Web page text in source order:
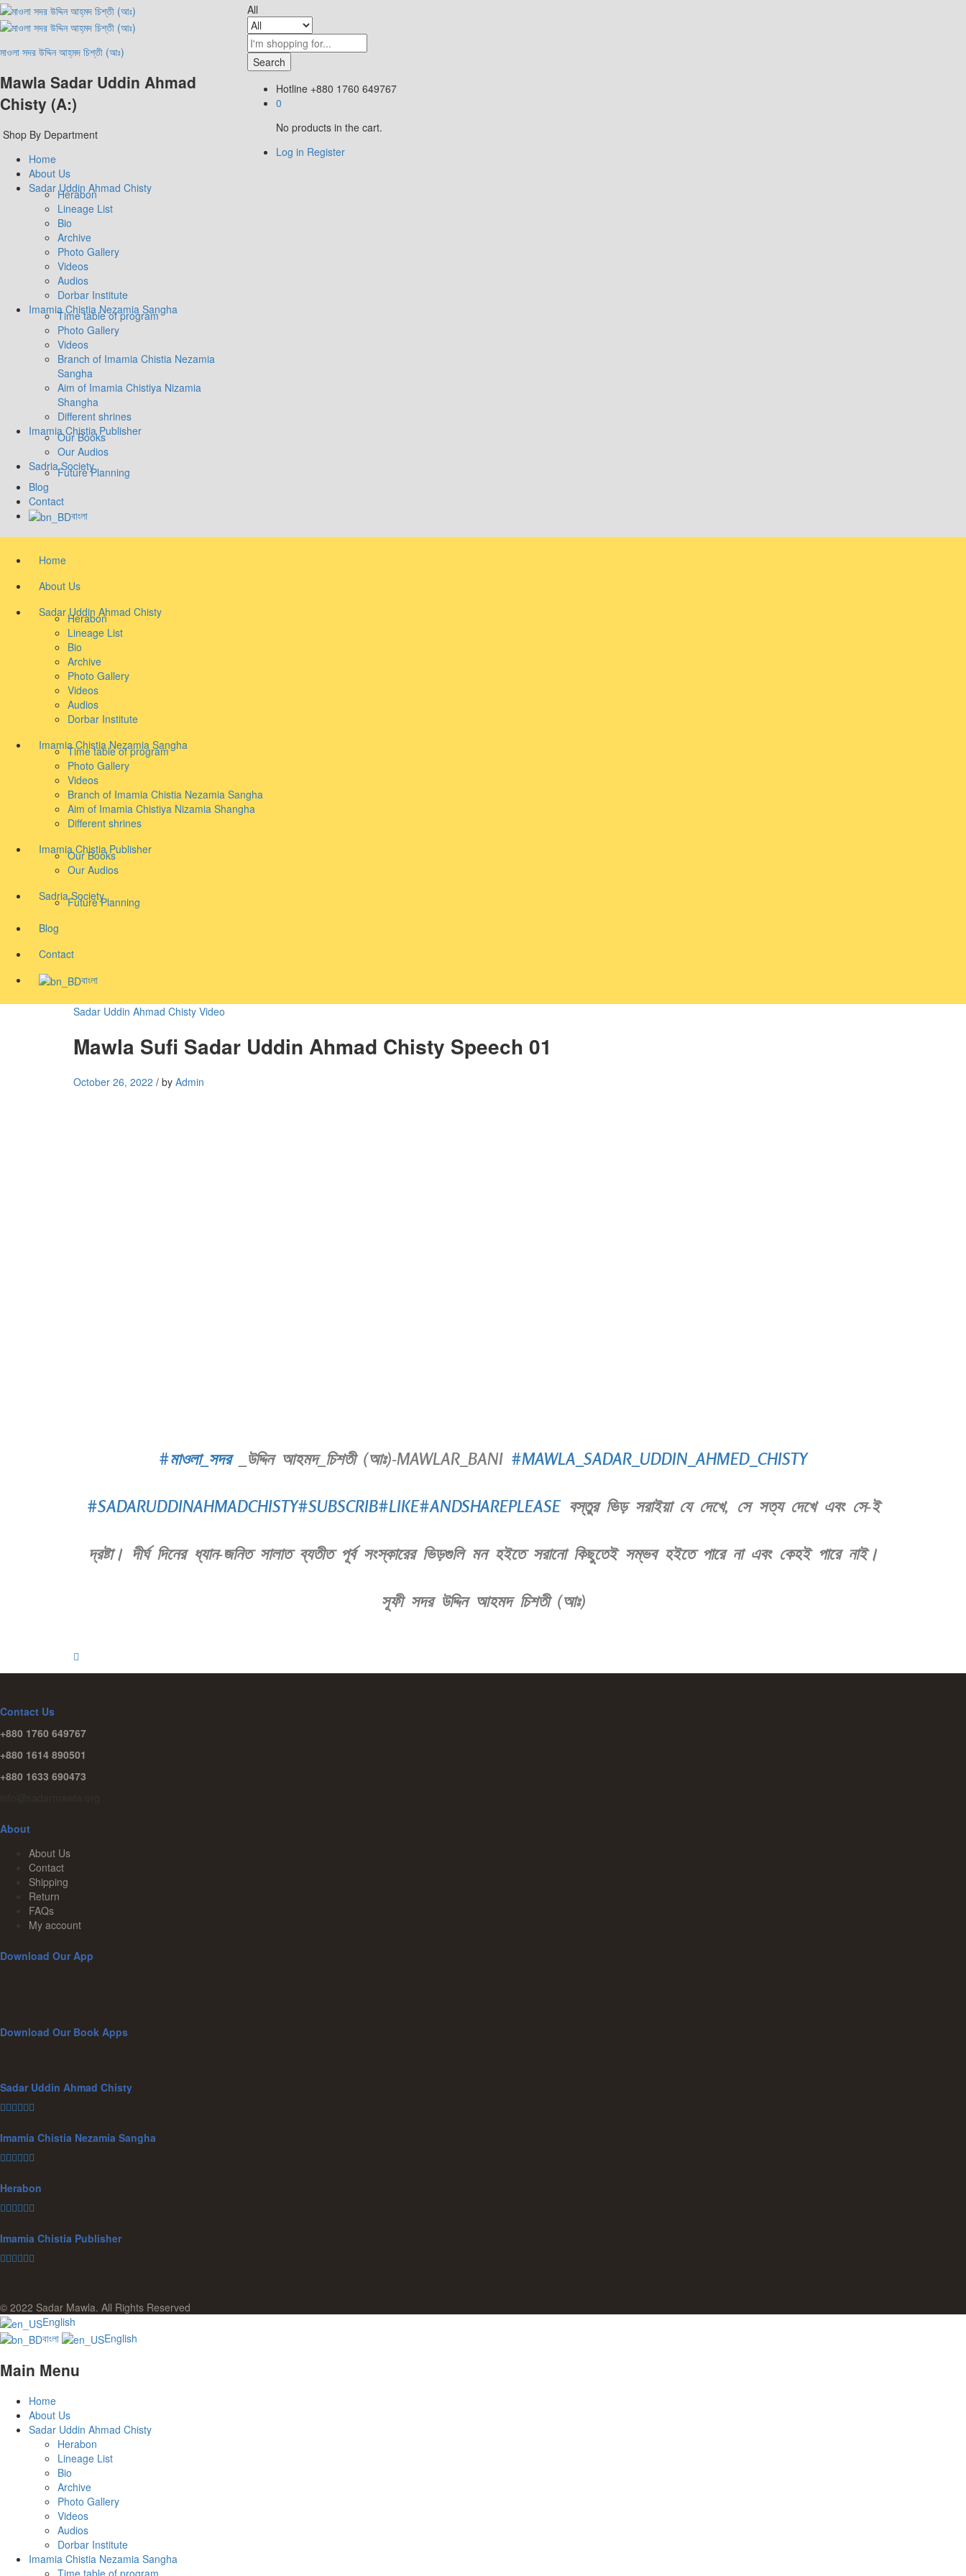
মাওলা সদর উদ্দিন আহ্‌মদ চিশ্‌তী (আঃ)
Mawla Sadar Uddin Ahmad
Chisty (A:)
Shop By Department
Home
About Us
Sadar Uddin Ahmad Chisty
Herabon
Lineage List
Bio
Archive
Photo Gallery
Videos
Audios
Dorbar Institute
Imamia Chistia Nezamia Sangha
Time table of program
Photo Gallery
Videos
Branch of Imamia Chistia Nezamia
Sangha
Aim of Imamia Chistiya Nizamia
Shangha
Different shrines
Imamia Chistia Publisher
Our Books
Our Audios
Sadria Society
Future Planning
Blog
Contact
বাংলা
All
Search
Hotline +880 1760 649767
0
No products in the cart.
Log in Register
Home
About Us
Sadar Uddin Ahmad Chisty
Herabon
Lineage List
Bio
Archive
Photo Gallery
Videos
Audios
Dorbar Institute
Imamia Chistia Nezamia Sangha
Time table of program
Photo Gallery
Videos
Branch of Imamia Chistia Nezamia Sangha
Aim of Imamia Chistiya Nizamia Shangha
Different shrines
Imamia Chistia Publisher
Our Books
Our Audios
Sadria Society
Future Planning
Blog
Contact
বাংলা
Sadar Uddin Ahmad Chisty Video
Mawla Sufi Sadar Uddin Ahmad Chisty Speech 01
October 26, 2022 / by Admin
#মাওলা_সদর_উদ্দিন আহমদ_চিশতী (আঃ)-MAWLAR_BANI #MAWLA_SADAR_UDDIN_AHMED_CHISTY
#SADARUDDINAHMADCHISTY#SUBSCRIB#LIKE#ANDSHAREPLEASEবস্তুর ভিড় সরাইয়া যে দেখে, সে সত্য দেখে এবং সে-ই
দ্রষ্টা। দীর্ঘ দিনের ধ্যান-জনিত সালাত ব্যতীত পূর্ব সংস্কারের ভিড়গুলি মন হইতে সরানো কিছুতেই সম্ভব হইতে পারে না এবং কেহই পারে নাই।
সূফী সদর উদ্দিন আহমদ চিশতী (আঃ)
Contact Us
+880 1760 649767
+880 1614 890501
+880 1633 690473
About
About Us
Contact
Shipping
Return
FAQs
My account
Download Our App
Download Our Book Apps
Sadar Uddin Ahmad Chisty
Imamia Chistia Nezamia Sangha
Herabon
Imamia Chistia Publisher
© 2022 Sadar Mawla. All Rights Reserved
English
বাংলা
English
Main Menu
Home
About Us
Sadar Uddin Ahmad Chisty
Herabon
Lineage List
Bio
Archive
Photo Gallery
Videos
Audios
Dorbar Institute
Imamia Chistia Nezamia Sangha
Time table of program